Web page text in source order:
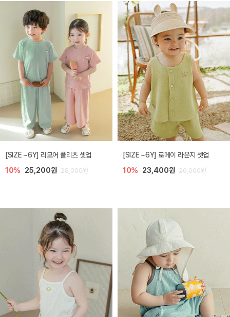
[SIZE ~6Y] 리모어 플리츠 셋업
10% 25,200원 28,000원
[SIZE ~6Y] 로메이 라운지 셋업
10% 23,400원 26,000원